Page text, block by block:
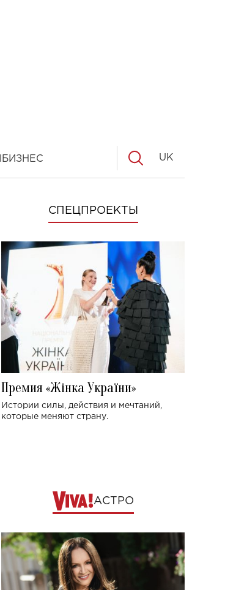
БИЗНЕС UK
СПЕЦПРОЕКТЫ
Премия «Жінка України»
Истории силы, действия и мечтаний,
которые меняют страну.
АСТРО